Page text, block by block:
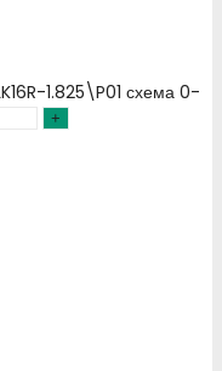
1.825\P01 схема 0-